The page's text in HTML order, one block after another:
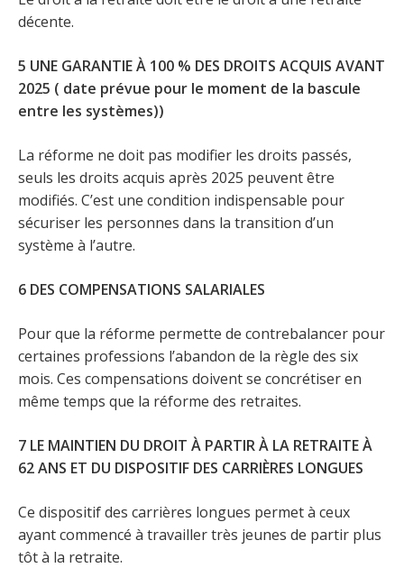
décente.
5 UNE GARANTIE À 100 % DES DROITS ACQUIS AVANT
2025 ( date prévue pour le moment de la bascule
entre les systèmes))
La réforme ne doit pas modifier les droits passés,
seuls les droits acquis après 2025 peuvent être
modifiés. C’est une condition indispensable pour
sécuriser les personnes dans la transition d’un
système à l’autre.
6 DES COMPENSATIONS SALARIALES
Pour que la réforme permette de contrebalancer pour
certaines professions l’abandon de la règle des six
mois. Ces compensations doivent se concrétiser en
même temps que la réforme des retraites.
7 LE MAINTIEN DU DROIT À PARTIR À LA RETRAITE À
62 ANS ET DU DISPOSITIF DES CARRIÈRES LONGUES
Ce dispositif des carrières longues permet à ceux
ayant commencé à travailler très jeunes de partir plus
tôt à la retraite.